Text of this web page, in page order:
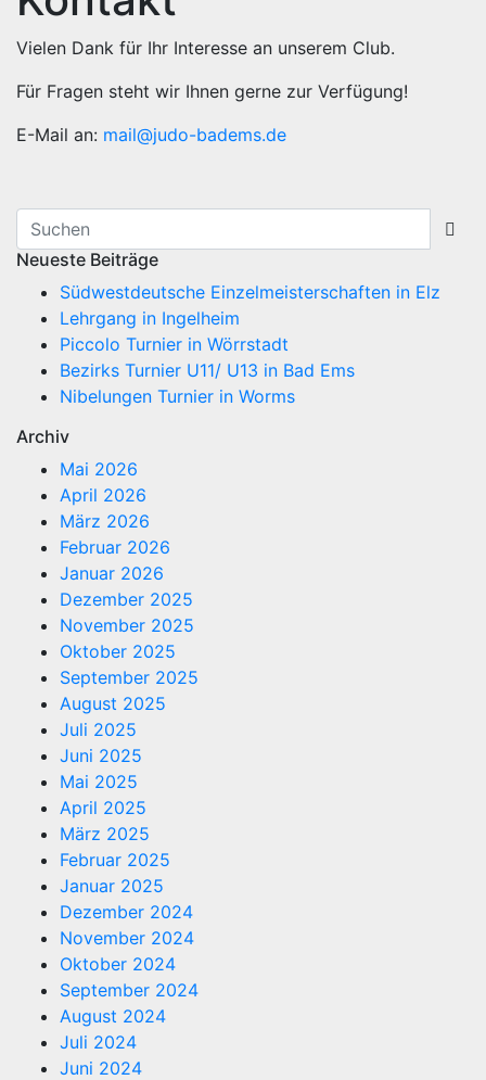
Vielen Dank für Ihr Interesse an unserem Club.
Für Fragen steht wir Ihnen gerne zur Verfügung!
E-Mail an: mail@judo-badems.de
Neueste Beiträge
Südwestdeutsche Einzelmeisterschaften in Elz
Lehrgang in Ingelheim
Piccolo Turnier in Wörrstadt
Bezirks Turnier U11/ U13 in Bad Ems
Nibelungen Turnier in Worms
Archiv
Mai 2026
April 2026
März 2026
Februar 2026
Januar 2026
Dezember 2025
November 2025
Oktober 2025
September 2025
August 2025
Juli 2025
Juni 2025
Mai 2025
April 2025
März 2025
Februar 2025
Januar 2025
Dezember 2024
November 2024
Oktober 2024
September 2024
August 2024
Juli 2024
Juni 2024